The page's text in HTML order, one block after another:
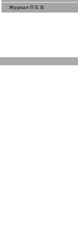
Журнал П Е В